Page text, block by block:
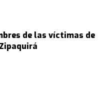
de las víctimas de